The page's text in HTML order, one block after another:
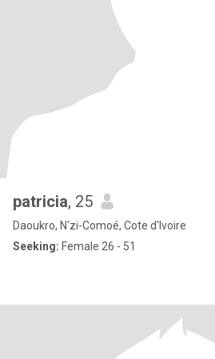
patricia, 25
Daoukro, N'zi-Comoé, Cote d'Ivoire
Seeking: Female 26 - 51